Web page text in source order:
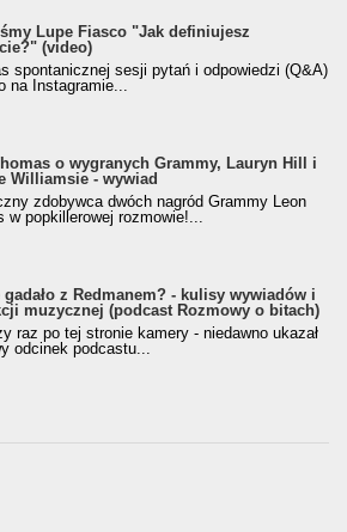
Lupe Fiasco "Jak definiujesz
(video)
spontanicznej sesji pytań i odpowiedzi (Q&A)
na Instagramie...
o wygranych Grammy, Lauryn Hill i
Williamsie - wywiad
zdobywca dwóch nagród Grammy Leon
w popkillerowej rozmowie!...
gadało z Redmanem? - kulisy wywiadów i
muzycznej (podcast Rozmowy o bitach)
raz po tej stronie kamery - niedawno ukazał
odcinek podcastu...